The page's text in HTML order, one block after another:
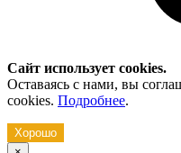
Сайт использует cookies.
Оставаясь с нами, вы
cookies. Подробнее.
Хорошо